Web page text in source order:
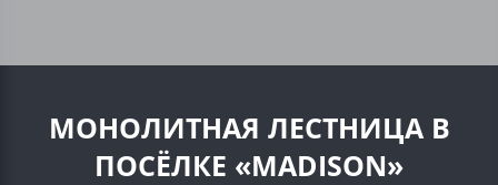
МОНОЛИТНАЯ ЛЕСТНИЦА В
ПОСЁЛКЕ «MADISON»